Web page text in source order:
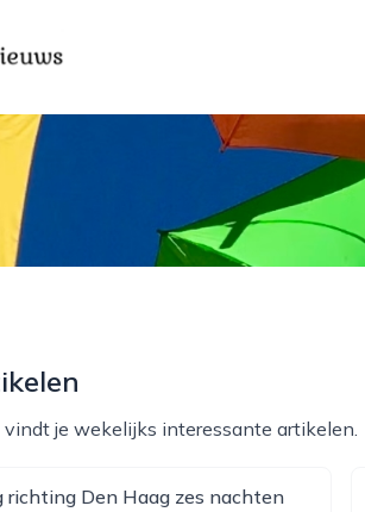
je wekelijks interessante artikelen.
richting Den Haag zes nachten